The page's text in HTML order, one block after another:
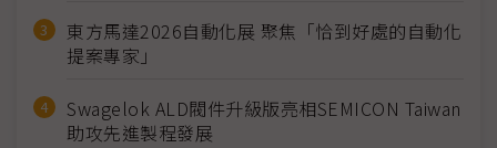
東方馬達2026自動化展 聚焦「恰到好處的自動化
提案專家」
Swagelok ALD閥件升級版亮相SEMICON Taiwan
助攻先進製程發展